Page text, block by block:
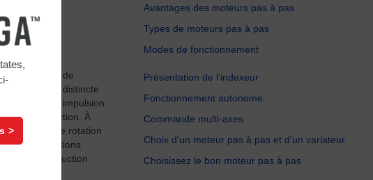
mécanique de
impulsion distincte
que chaque impulsion
de rétroaction. À
la vitesse de rotation
des applications
leur construction
Avantages des moteurs pas à pas
Types de moteurs pas à pas
Modes de fonctionnement
Présentation de l'indexeur
Fonctionnement autonome
Commande multi-axes
Choix d'un moteur pas à pas et d'un variateur
Choisissez le bon moteur pas à pas
,
>